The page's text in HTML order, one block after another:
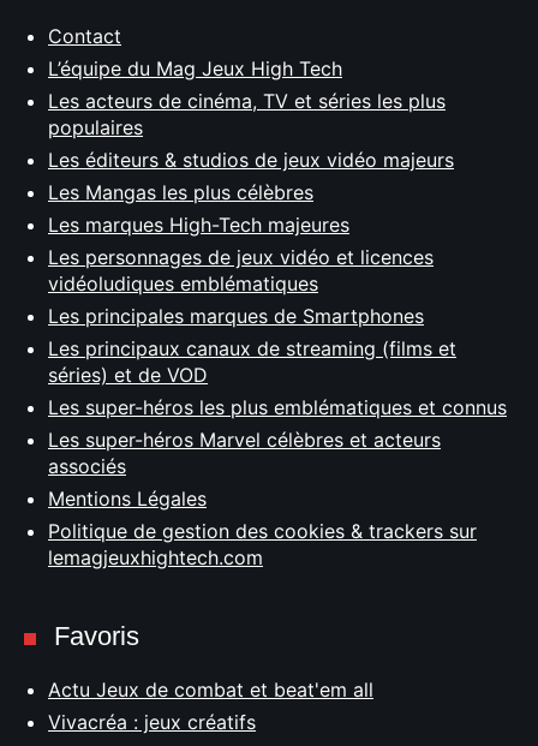
Contact
L’équipe du Mag Jeux High Tech
Les acteurs de cinéma, TV et séries les plus
populaires
Les éditeurs & studios de jeux vidéo majeurs
Les Mangas les plus célèbres
Les marques High-Tech majeures
Les personnages de jeux vidéo et licences
vidéoludiques emblématiques
Les principales marques de Smartphones
Les principaux canaux de streaming (films et
séries) et de VOD
Les super-héros les plus emblématiques et connus
Les super-héros Marvel célèbres et acteurs
associés
Mentions Légales
Politique de gestion des cookies & trackers sur
lemagjeuxhightech.com
Favoris
Actu Jeux de combat et beat'em all
Vivacréa : jeux créatifs